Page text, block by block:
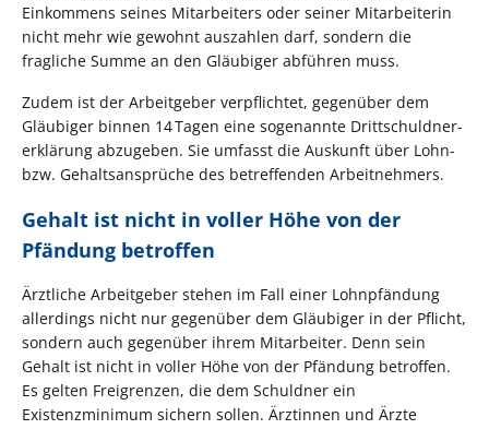
Einkommens seines Mitarbeiters oder seiner Mitarbeiterin
nicht mehr wie gewohnt auszahlen darf, sondern die
fragliche Summe an den Gläubiger abführen muss.
Zudem ist der Arbeitgeber verpflichtet, gegenüber dem
Gläubiger binnen 14 Tagen eine sogenannte Drittschuldner­
erklärung abzugeben. Sie umfasst die Auskunft über Lohn-
bzw. Gehaltsansprüche des betreffenden Arbeitnehmers.
Gehalt ist nicht in voller Höhe von der
Pfändung betroffen
Ärztliche Arbeitgeber stehen im Fall einer Lohnpfändung
allerdings nicht nur gegenüber dem Gläubiger in der Pflicht,
sondern auch gegenüber ihrem Mitarbeiter. Denn sein
Gehalt ist nicht in voller Höhe von der Pfändung betroffen.
Es gelten Freigrenzen, die dem Schuldner ein
Existenzminimum sichern sollen. Ärztinnen und Ärzte